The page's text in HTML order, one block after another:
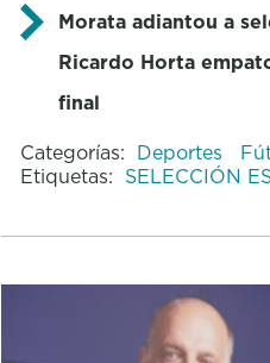
Morata adiantou a
Ricardo Horta
final
Categorías: Deportes
Etiquetas: SELECCIÓN